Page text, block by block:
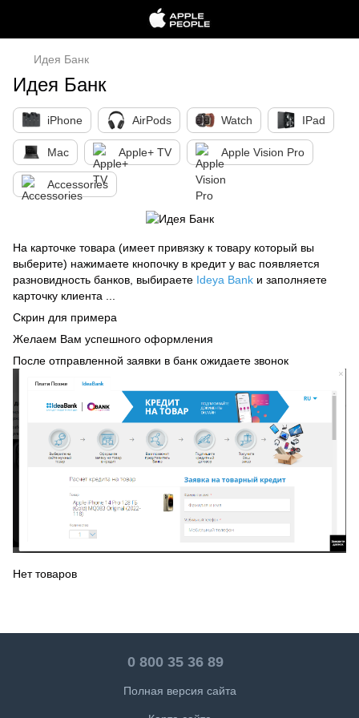
Идея Банк
Идея Банк
iPhone AirPods Watch IPad
Mac Apple+ TV Apple Vision Pro
Accessories
На карточке товара (имеет привязку к товару который вы
выберите) нажимаете кнопочку в кредит у вас появляется
разновидность банков, выбираете Ideya Bank и заполняете
карточку клиента ...
Скрин для примера
Желаем Вам успешного оформления
После отправленной заявки в банк ожидаете звонок
Нет товаров
0 800 35 36 89
Полная версия сайта